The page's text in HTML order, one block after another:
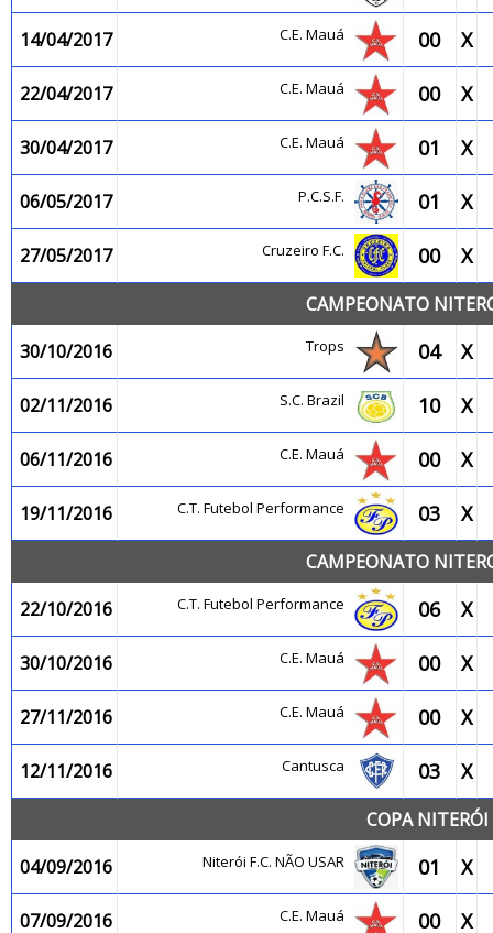
14/04/2017 C.E. Mauá 00 X
22/04/2017 C.E. Mauá 00 X
30/04/2017 C.E. Mauá 01 X
06/05/2017 P.C.S.F. 01 X
27/05/2017 Cruzeiro F.C. 00 X
CAMPEONATO
30/10/2016
Trops 04 X
02/11/2016 S.C. Brazil 10 X
06/11/2016 C.E. Mauá 00 X
19/11/2016 C.T. Futebol Performance 03 X
CAMPEONATO
22/10/2016
C.T. Futebol Performance 06 X
30/10/2016 C.E. Mauá 00 X
27/11/2016 C.E. Mauá 00 X
12/11/2016 Cantusca 03 X
COPA
04/09/2016
Niterói F.C. NÃO USAR 01 X
07/09/2016 C.E. Mauá 00 X